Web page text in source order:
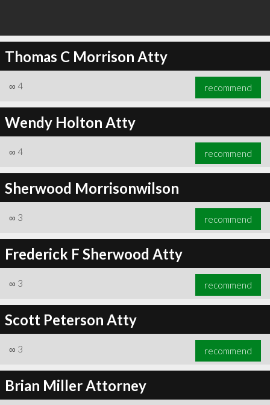
Thomas C Morrison Atty
∞ 4 recommend
Wendy Holton Atty
∞ 4 recommend
Sherwood Morrisonwilson
∞ 3 recommend
Frederick F Sherwood Atty
∞ 3 recommend
Scott Peterson Atty
∞ 3 recommend
Brian Miller Attorney